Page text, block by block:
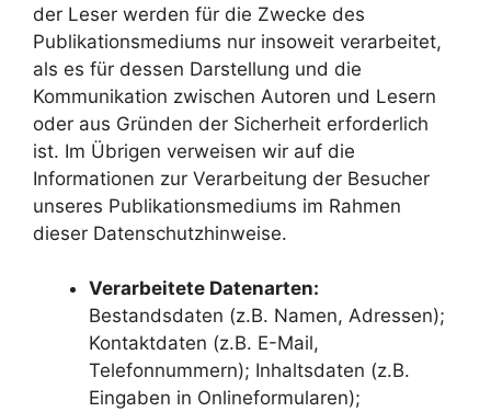
der Leser werden für die Zwecke des
Publikationsmediums nur insoweit verarbeitet,
als es für dessen Darstellung und die
Kommunikation zwischen Autoren und Lesern
oder aus Gründen der Sicherheit erforderlich
ist. Im Übrigen verweisen wir auf die
Informationen zur Verarbeitung der Besucher
unseres Publikationsmediums im Rahmen
dieser Datenschutzhinweise.
Verarbeitete Datenarten:
Bestandsdaten (z.B. Namen, Adressen);
Kontaktdaten (z.B. E-Mail,
Telefonnummern); Inhaltsdaten (z.B.
Eingaben in Onlineformularen);